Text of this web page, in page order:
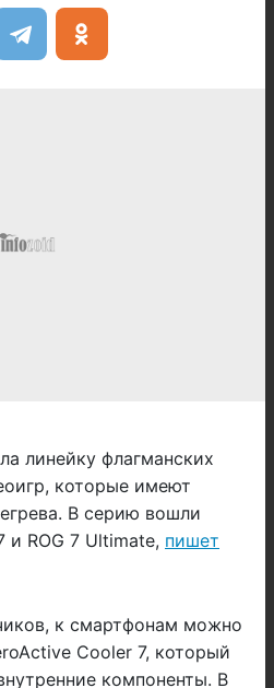
линейку флагманских
которые имеют
В серию вошли
и ROG 7 Ultimate, пишет
к смартфонам можно
Cooler 7, который
компоненты. В